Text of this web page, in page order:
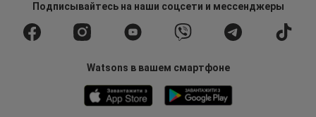
Подписывайтесьна наши соцсети и мессенджеры
Watsons в вашем смартфоне